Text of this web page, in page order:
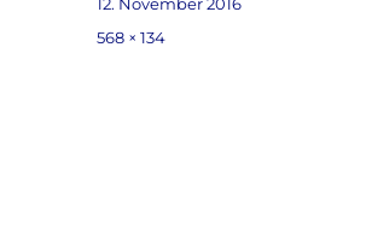
am
Volle
568 × 134